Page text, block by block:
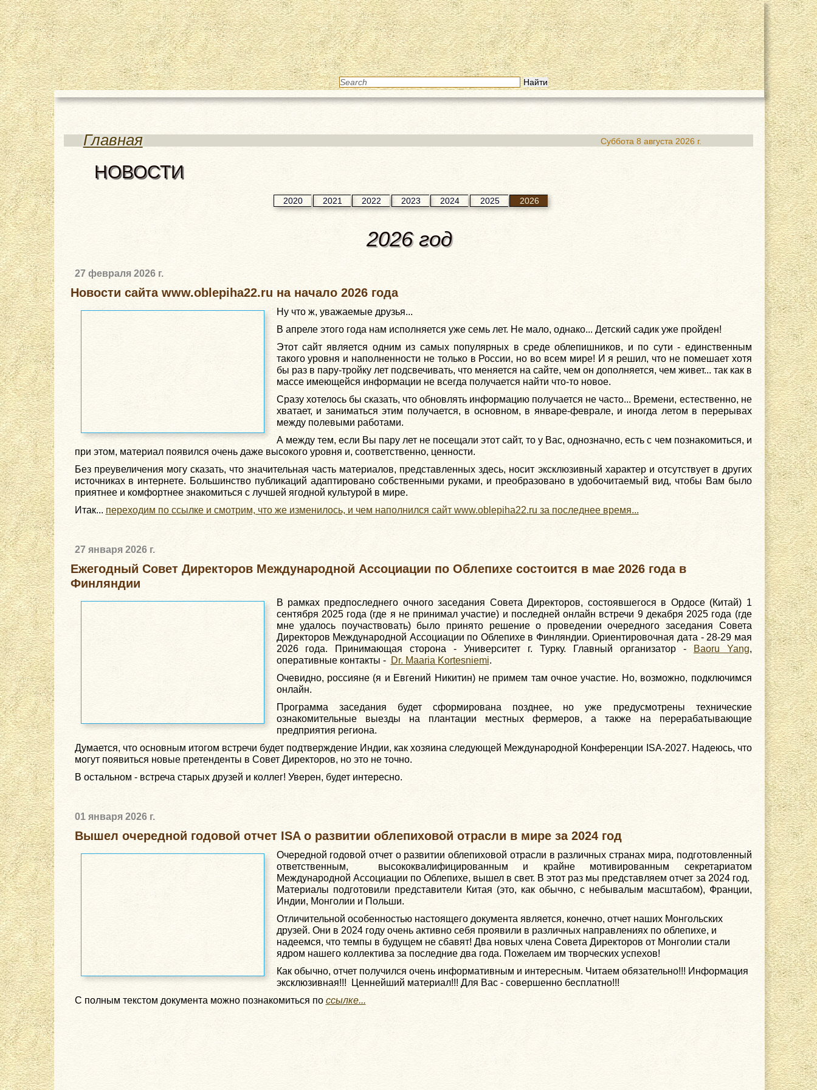
2020 2021 2022 2023 2024 2025 2026
Главная Суббота 8 августа 2026 г.
НОВОСТИ
2026 год
27 февраля 2026 г.
Новости сайта www.oblepiha22.ru на начало 2026 года
Ну что ж, уважаемые друзья...
В апреле этого года нам исполняется уже семь лет. Не мало, однако... Детский садик уже пройден!
Этот сайт является одним из самых популярных в среде облепишников, и по сути - единственным
такого уровня и наполненности не только в России, но во всем мире! И я решил, что не помешает хотя
бы раз в пару-тройку лет подсвечивать, что меняется на сайте, чем он дополняется, чем живет... так как в
массе имеющейся информации не всегда получается найти что-то новое.
Сразу хотелось бы сказать, что обновлять информацию получается не часто... Времени, естественно, не
хватает, и заниматься этим получается, в основном, в январе-феврале, и иногда летом в перерывах
между полевыми работами.
А между тем, если Вы пару лет не посещали этот сайт, то у Вас, однозначно, есть с чем познакомиться, и
при этом, материал появился очень даже высокого уровня и, соответственно, ценности.
Без преувеличения могу сказать, что значительная часть материалов, представленных здесь, носит эксклюзивный характер и отсутствует в других
источниках в интернете. Большинство публикаций адаптировано собственными руками, и преобразовано в удобочитаемый вид, чтобы Вам было
приятнее и комфортнее знакомиться с лучшей ягодной культурой в мире.
Итак... переходим по ссылке и смотрим, что же изменилось, и чем наполнился сайт www.oblepiha22.ru за последнее время...
27 января 2026 г.
Ежегодный Совет Директоров Международной Ассоциации по Облепихе состоится в мае 2026 года в
Финляндии
В рамках предпоследнего очного заседания Совета Директоров, состоявшегося в Ордосе (Китай) 1
сентября 2025 года (где я не принимал участие) и последней онлайн встречи 9 декабря 2025 года (где
мне удалось поучаствовать) было принято решение о проведении очередного заседания Совета
Директоров Международной Ассоциации по Облепихе в Финляндии. Ориентировочная дата - 28-29 мая
2026 года. Принимающая сторона - Университет г. Турку. Главный организатор -
Baoru Yang,
оперативные контакты - Dr. Maaria Kortesniemi.
Очевидно, россияне (я и Евгений Никитин) не примем там очное участие. Но, возможно, подключимся
онлайн.
Программа заседания будет сформирована позднее, но уже предусмотрены технические
ознакомительные выезды на плантации местных фермеров, а также на перерабатывающие
предприятия региона.
Думается, что основным итогом встречи будет подтверждение Индии, как хозяина следующей Международной Конференции ISA-2027. Надеюсь, что
могут появиться новые претенденты в Совет Директоров, но это не точно.
В остальном - встреча старых друзей и коллег! Уверен, будет интересно.
01 января 2026 г.
Вышел очередной годовой отчет ISA о развитии облепиховой отрасли в мире за 2024 год
Очередной годовой отчет о развитии облепиховой отрасли в различных странах мира, подготовленный
ответственным, высококвалифицированным и крайне мотивированным секретариатом
Международной Ассоциации по Облепихе, вышел в свет. В этот раз мы представляем отчет за 2024 год.
Материалы подготовили представители Китая (это, как обычно, с небывалым масштабом), Франции,
Индии, Монголии и Польши.
Отличительной особенностью настоящего документа является, конечно, отчет наших Монгольских
друзей. Они в 2024 году очень активно себя проявили в различных направлениях по облепихе, и
надеемся, что темпы в будущем не сбавят! Два новых члена Совета Директоров от Монголии стали
ядром нашего коллектива за последние два года. Пожелаем им творческих успехов!
Как обычно, отчет получился очень информативным и интересным. Читаем обязательно!!! Информация
эксклюзивная!!! Ценнейший материал!!! Для Вас - совершенно бесплатно!!!
С полным текстом документа можно познакомиться по ссылке...